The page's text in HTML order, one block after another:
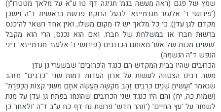
שמץ של פגם (ראה מעשה בגמ' חגיגה דף טו ע"א על מלאך מטטרו"ן)
('פירושי ר' אלעזר מגרמייזא' לבעל הרוקח פרשת בראשית ד"ה וישכן
מקדם לגן עדן). כי כל מלאך יש לו מקום משלו, ואין אחד רשאי להיכנס
ברשוּת חברו או במשלחת של חברו. ואם הוא נכנס, הרי הוא מקבל
'ששים מכות של אש' מאותם הכרובים ('פירושי ר' אלעזר מגרמייזא' דיני
הנפש ד"ה הנשמה).
הכרוּבים שהיו בבית המקדש הם כנגד ה'כרוּבים' שבשערי גן עדן
משה רבינו הצטווה לעשות על ארון העדות דמות שני "כְּרֻבִים" מזהב
שנאמר "וְעָשִׂיתָ שְׁנַיִם כְּרֻבִים זָהָב מִקְשָׁה תַּעֲשֶׂה אֹתָם מִשְּׁנֵי קְצוֹת הַכַּפֹּרֶת"
(שמות כה, יח) והם היו כנגד שני הכרובים שהונחו בפתח גן עדן על מנת
לשמור על 'עץ החיים' ('זוהר חדש' פרשת נח דף כח ע"ב ד"ה 'ולאחר כן